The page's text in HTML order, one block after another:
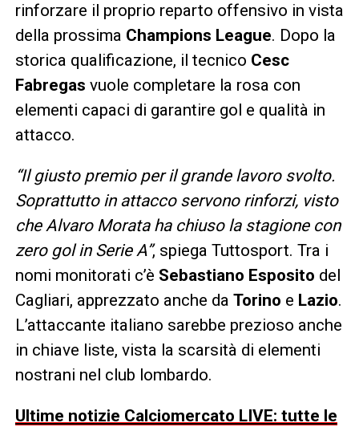
rinforzare il proprio reparto offensivo in vista
della prossima Champions League. Dopo la
storica qualificazione, il tecnico Cesc
Fabregas vuole completare la rosa con
elementi capaci di garantire gol e qualità in
attacco.
“Il giusto premio per il grande lavoro svolto.
Soprattutto in attacco servono rinforzi, visto
che Alvaro Morata ha chiuso la stagione con
zero gol in Serie A”, spiega Tuttosport. Tra i
nomi monitorati c’è Sebastiano Esposito del
Cagliari, apprezzato anche da Torino e Lazio.
L’attaccante italiano sarebbe prezioso anche
in chiave liste, vista la scarsità di elementi
nostrani nel club lombardo.
Ultime notizie Calciomercato LIVE: tutte le